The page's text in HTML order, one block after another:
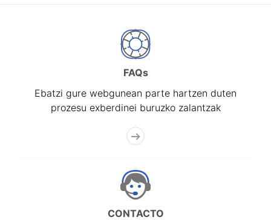
FAQs
Ebatzi gure webgunean parte hartzen duten
prozesu exberdinei buruzko zalantzak
CONTACTO